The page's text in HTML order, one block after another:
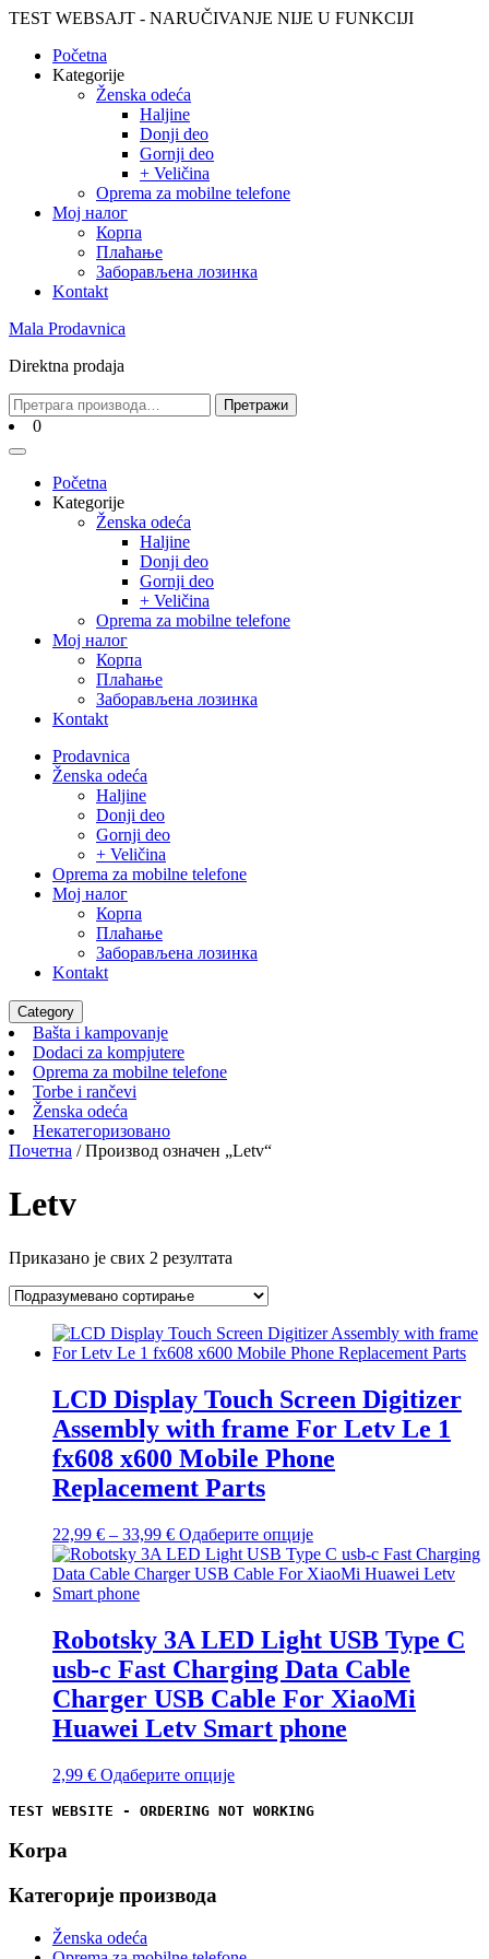
Skip
content
Skip
TEST WEBSAJT - NARUČIVANJE NIJE U FUNKCIJI
Početna
Kategorije
Ženska odeća
Haljine
Donji deo
Gornji deo
+ Veličina
Oprema za mobilne telefone
Moj налог
Корпа
Плаћање
Заборављена лозинка
Kontakt
Mala Prodavnica
Direktna prodaja
Претрага
за:
Претражи
Cart0
Open
Početna
Kategorije
Ženska odeća
Haljine
Donji deo
Gornji deo
+ Veličina
Oprema za mobilne telefone
Moj налог
Корпа
Плаћање
Заборављена лозинка
Kontakt
Close
Menu
Prodavnica
Ženska odeća
Haljine
Donji deo
Gornji deo
+ Veličina
Oprema za mobilne telefone
Moj налог
Корпа
Плаћање
Заборављена лозинка
Kontakt
Category
Bašta i kampovanjeBašta
i
kampovanje
Dodaci za kompjutereDodaci
za
Oprema za mobilne telefoneOprema
Torbe i rančevi
rančevi
Ženska odeća
odeća
НекатегоризованоНекатегоризовано
Почетна / Производ oзначен „Letv“
Letv
Приказано је свих 2 резултата
LCD Display Touch Screen Digitizer
Assembly with frame For Letv Le 1
fx608 x600 Mobile Phone
Replacement Parts
22,99 € – 33,99 €Распон
цена:
од
33,99 €
Одаберите опцијеОвај
производ
има
Опције
могу
бити
изабране
на
страници
Robotsky 3A LED Light USB Type C
usb-c Fast Charging Data Cable
Charger USB Cable For XiaoMi
Huawei Letv Smart phone
2,99 € Одаберите опцијеОвај
има
на
TEST WEBSITE - ORDERING NOT WORKING
Korpa
Категорије производа
Ženska odeća